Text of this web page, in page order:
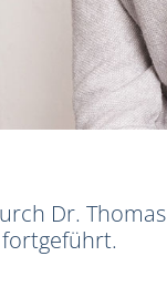
Dr. Thomas
fortgeführt.